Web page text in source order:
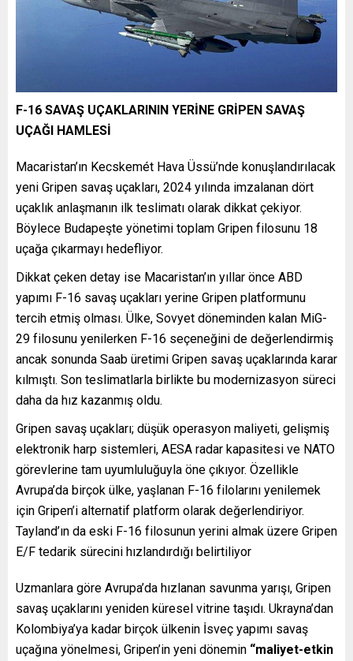
F-16 SAVAŞ UÇAKLARININ YERİNE GRİPEN SAVAŞ
UÇAĞI HAMLESİ
Macaristan’ın Kecskemét Hava Üssü’nde konuşlandırılacak
yeni Gripen savaş uçakları, 2024 yılında imzalanan dört
uçaklık anlaşmanın ilk teslimatı olarak dikkat çekiyor.
Böylece Budapeşte yönetimi toplam Gripen filosunu 18
uçağa çıkarmayı hedefliyor.
Dikkat çeken detay ise Macaristan’ın yıllar önce ABD
yapımı F-16 savaş uçakları yerine Gripen platformunu
tercih etmiş olması. Ülke, Sovyet döneminden kalan MiG-
29 filosunu yenilerken F-16 seçeneğini de değerlendirmiş
ancak sonunda Saab üretimi Gripen savaş uçaklarında karar
kılmıştı. Son teslimatlarla birlikte bu modernizasyon süreci
daha da hız kazanmış oldu.
Gripen savaş uçakları; düşük operasyon maliyeti, gelişmiş
elektronik harp sistemleri, AESA radar kapasitesi ve NATO
görevlerine tam uyumluluğuyla öne çıkıyor. Özellikle
Avrupa’da birçok ülke, yaşlanan F-16 filolarını yenilemek
için Gripen’i alternatif platform olarak değerlendiriyor.
Tayland’ın da eski F-16 filosunun yerini almak üzere Gripen
E/F tedarik sürecini hızlandırdığı belirtiliyor
Uzmanlara göre Avrupa’da hızlanan savunma yarışı, Gripen
savaş uçaklarını yeniden küresel vitrine taşıdı. Ukrayna’dan
Kolombiya’ya kadar birçok ülkenin İsveç yapımı savaş
uçağına yönelmesi, Gripen’in yeni dönemin “maliyet-etkin